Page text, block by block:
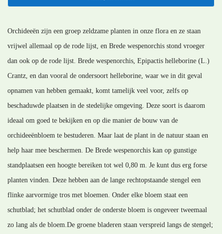
Orchideeën zijn een groep zeldzame planten in onze flora en ze staan
vrijwel allemaal op de rode lijst, en Brede wespenorchis stond vroeger
dan ook op de rode lijst. Brede wespenorchis, Epipactis helleborine (L.)
Crantz, en dan vooral de ondersoort helleborine, waar we in dit geval
opnamen van hebben gemaakt, komt tamelijk veel voor, zelfs op
beschaduwde plaatsen in de stedelijke omgeving. Deze soort is daarom
ideaal om goed te bekijken en op die manier de bouw van de
orchideeënbloem te bestuderen. Maar laat de plant in de natuur staan en
help haar mee beschermen. De Brede wespenorchis kan op gunstige
standplaatsen een hoogte bereiken tot wel 0,80 m. Je kunt dus erg forse
planten vinden. Deze hebben aan de lange rechtopstaande stengel een
flinke aarvormige tros met bloemen. Onder elke bloem staat een
schutblad; het schutblad onder de onderste bloem is ongeveer tweemaal
zo lang als de bloem.De groene bladeren staan verspreid langs de stengel;